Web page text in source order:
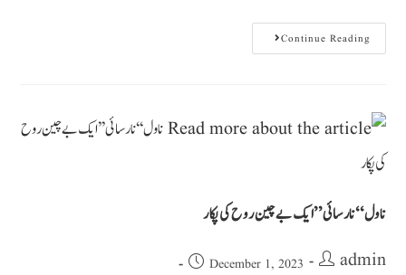
Continue Reading
ناول ‘‘نارسائی’’ایک بے چین روح کی پکار
admin
December 1, 2023